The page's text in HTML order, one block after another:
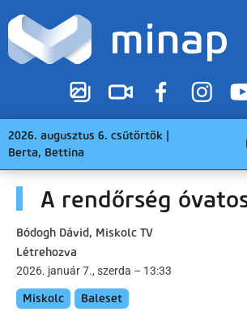
2026. augusztus 6. csütörtök |
Berta, Bettina
A rendőrség
Bódogh Dávid, Miskolc TV
Létrehozva
2026. január 7., szerda – 13:33
Miskolc Baleset